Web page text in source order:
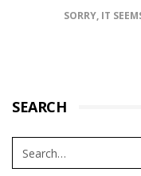
SORRY, IT
SEARCH